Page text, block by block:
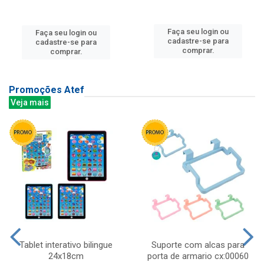
Faça seu login ou
cadastre-se para
comprar.
Faça seu login ou
cadastre-se para
comprar.
Promoções Atef
Veja mais
Tablet interativo bilingue
24x18cm
Suporte com alcas para
porta de armario cx:00060